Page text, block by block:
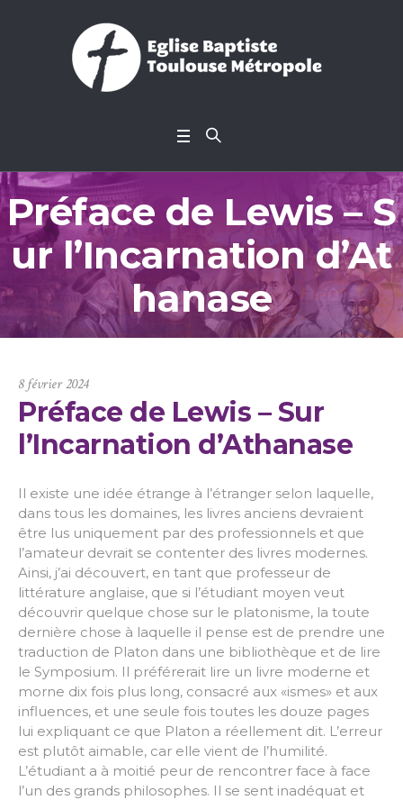
Préface de Lewis – S
ur l’Incarnation d’At
hanase
8 février 2024
Préface de Lewis – Sur
l’Incarnation d’Athanase
Il existe une idée étrange à l’étranger selon laquelle,
dans tous les domaines, les livres anciens devraient
être lus uniquement par des professionnels et que
l’amateur devrait se contenter des livres modernes.
Ainsi, j’ai découvert, en tant que professeur de
littérature anglaise, que si l’étudiant moyen veut
découvrir quelque chose sur le platonisme, la toute
dernière chose à laquelle il pense est de prendre une
traduction de Platon dans une bibliothèque et de lire
le Symposium. Il préférerait lire un livre moderne et
morne dix fois plus long, consacré aux «ismes» et aux
influences, et une seule fois toutes les douze pages
lui expliquant ce que Platon a réellement dit. L’erreur
est plutôt aimable, car elle vient de l’humilité.
L’étudiant a à moitié peur de rencontrer face à face
l’un des grands philosophes. Il se sent inadéquat et